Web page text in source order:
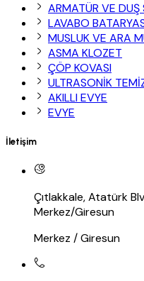
ARMATÜR VE DUŞ
LAVABO
MUSLUK VE ARA
ASMA KLOZET
ÇÖP KOVASI
ULTRASONİK
AKILLI EVYE
EVYE
İletişim
Çıtlakkale, Atatürk
Merkez/Giresun
Merkez / Giresun